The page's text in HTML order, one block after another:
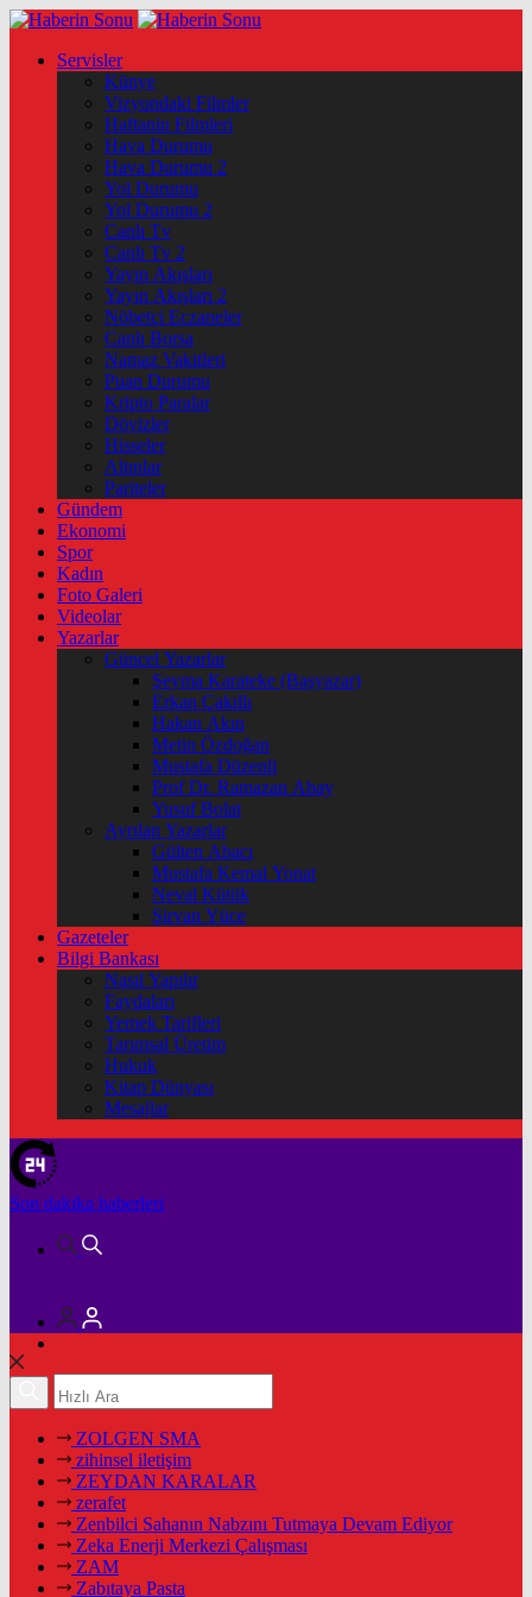
Servisler
Künye
Vizyondaki Filmler
Haftanin Filmleri
Hava Durumu
Hava Durumu 2
Yol Durumu
Yol Durumu 2
Canlı Tv
Canlı Tv 2
Yayın Akışları
Yayın Akışları 2
Nöbetçi Eczaneler
Canlı Borsa
Namaz Vakitleri
Puan Durumu
Kripto Paralar
Dövizler
Hisseler
Altınlar
Pariteler
Gündem
Ekonomi
Spor
Kadın
Foto Galeri
Videolar
Yazarlar
Güncel Yazarlar
Şeyma Karateke (Başyazar)
Erkan Çakıllı
Hakan Akın
Metin Özdoğan
Mustafa Düzenli
Prof Dr. Ramazan Abay
Yusuf Bolat
Ayrılan Yazarlar
Gülten Abacı
Mustafa Kemal Yonat
Neval Kütük
Şirvan Yüce
Gazeteler
Bilgi Bankası
Nasıl Yapılır
Faydaları
Yemek Tarifleri
Tarımsal Üretim
Hukuk
Kitap Dünyası
Mesajlar
Son dakika haberleri
ZOLGEN SMA
zihinsel iletişim
ZEYDAN KARALAR
zerafet
Zenbilci Sahanın Nabzını Tutmaya Devam Ediyor
Zeka Enerji Merkezi Çalışması
ZAM
Zabıtaya Pasta